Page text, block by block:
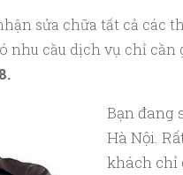
sửa chữa tất cả các
nhu cầu dịch vụ chỉ cần
Bạn đang
Hà Nội.
khách chỉ